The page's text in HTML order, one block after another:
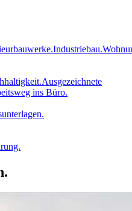
Industriebau.
Ausgezeichnete
ins Büro.